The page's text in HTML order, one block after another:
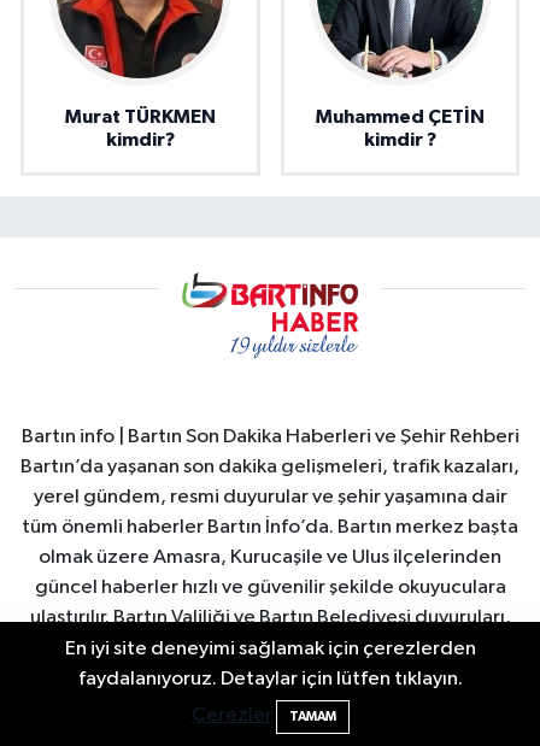
Murat TÜRKMEN
kimdir?
Muhammed ÇETİN
kimdir ?
Bartın info | Bartın Son Dakika Haberleri ve Şehir Rehberi
Bartın’da yaşanan son dakika gelişmeleri, trafik kazaları,
yerel gündem, resmi duyurular ve şehir yaşamına dair
tüm önemli haberler Bartın İnfo’da. Bartın merkez başta
olmak üzere Amasra, Kurucaşile ve Ulus ilçelerinden
güncel haberler hızlı ve güvenilir şekilde okuyuculara
ulaştırılır. Bartın Valiliği ve Bartın Belediyesi duyuruları,
şehirdeki sosyal yaşam, turizm gelişmeleri, ekonomi ve
spor haberleri anlık olarak yayınlanır. Ayrıca Bartın
nöbetçi eczaneler, hava durumu, namaz vakitleri ve
önemli şehir duyuruları düzenli olarak güncellenir. Bartın
En iyi site deneyimi sağlamak için çerezlerden
faydalanıyoruz. Detaylar için lütfen tıklayın.
Çerezler
TAMAM
2 Buzağı Hediyeli Bal Festivalinde Hande
Ünsal Sahne Alacak